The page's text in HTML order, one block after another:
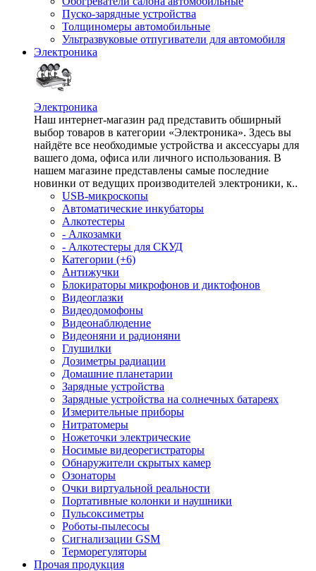
Пуско-зарядные устройства
Толщиномеры автомобильные
Ультразвуковые отпугиватели для автомобиля
Электроника
Электроника
Наш интернет-магазин рад представить обширный
выбор товаров в категории «Электроника». Здесь вы
найдёте все необходимые устройства и аксессуары для
вашего дома, офиса или личного использования. В
нашем магазине представлены самые последние
новинки от ведущих производителей электроники, к..
USB-микроскопы
Автоматические инкубаторы
Алкотестеры
- Алкозамки
- Алкотестеры для СКУД
Категории (+6)
Антижучки
Блокираторы микрофонов и диктофонов
Видеоглазки
Видеодомофоны
Видеонаблюдение
Видеоняни и радионяни
Глушилки
Дозиметры радиации
Домашние планетарии
Зарядные устройства
Зарядные устройства на солнечных батареях
Измерительные приборы
Нитратомеры
Ножеточки электрические
Носимые видеорегистраторы
Обнаружители скрытых камер
Озонаторы
Очки виртуальной реальности
Портативные колонки и наушники
Пульсоксиметры
Роботы-пылесосы
Сигнализации GSM
Терморегуляторы
Прочая продукция